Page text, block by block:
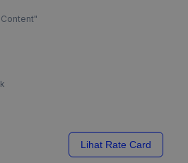
Lihat Rate Card